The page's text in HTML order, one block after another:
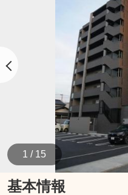
1 / 15
基本情報